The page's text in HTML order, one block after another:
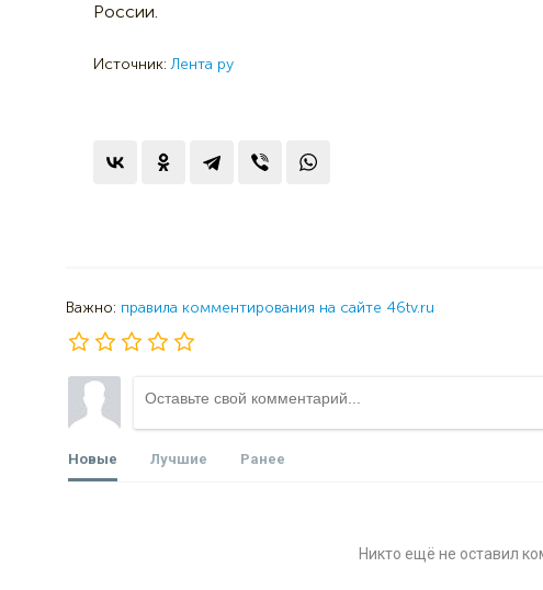
России.
Источник:Лента ру
Важно: правила комментирования на сайте 46tv.ru
Новые Лучшие Ранее
Никто ещё не оставил